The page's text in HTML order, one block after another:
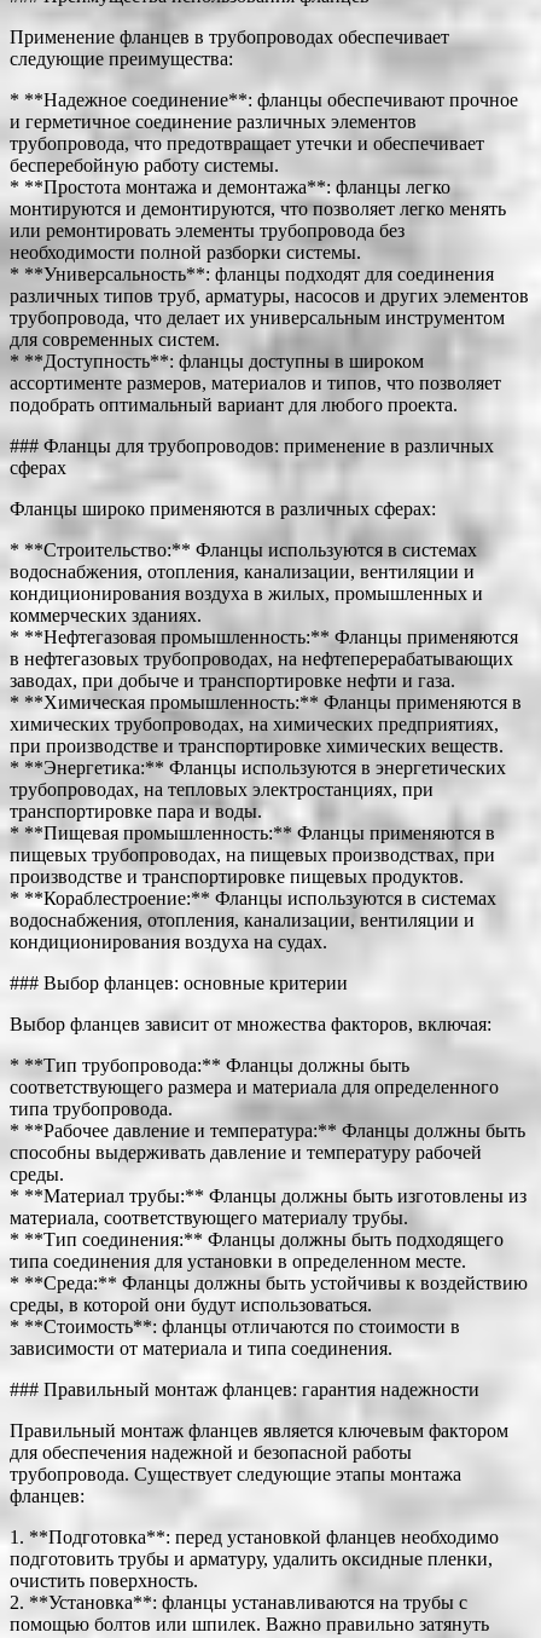
Применение фланцев в трубопроводах обеспечивает
следующие преимущества:
* **Надежное соединение**: фланцы обеспечивают прочное
и герметичное соединение различных элементов
трубопровода, что предотвращает утечки и обеспечивает
бесперебойную работу системы.
* **Простота монтажа и демонтажа**: фланцы легко
монтируются и демонтируются, что позволяет легко менять
или ремонтировать элементы трубопровода без
необходимости полной разборки системы.
* **Универсальность**: фланцы подходят для соединения
различных типов труб, арматуры, насосов и других элементов
трубопровода, что делает их универсальным инструментом
для современных систем.
* **Доступность**: фланцы доступны в широком
ассортименте размеров, материалов и типов, что позволяет
подобрать оптимальный вариант для любого проекта.
### Фланцы для трубопроводов: применение в различных
сферах
Фланцы широко применяются в различных сферах:
* **Строительство:** Фланцы используются в системах
водоснабжения, отопления, канализации, вентиляции и
кондиционирования воздуха в жилых, промышленных и
коммерческих зданиях.
* **Нефтегазовая промышленность:** Фланцы применяются
в нефтегазовых трубопроводах, на нефтеперерабатывающих
заводах, при добыче и транспортировке нефти и газа.
* **Химическая промышленность:** Фланцы применяются в
химических трубопроводах, на химических предприятиях,
при производстве и транспортировке химических веществ.
* **Энергетика:** Фланцы используются в энергетических
трубопроводах, на тепловых электростанциях, при
транспортировке пара и воды.
* **Пищевая промышленность:** Фланцы применяются в
пищевых трубопроводах, на пищевых производствах, при
производстве и транспортировке пищевых продуктов.
* **Кораблестроение:** Фланцы используются в системах
водоснабжения, отопления, канализации, вентиляции и
кондиционирования воздуха на судах.
### Выбор фланцев: основные критерии
Выбор фланцев зависит от множества факторов, включая:
* **Тип трубопровода:** Фланцы должны быть
соответствующего размера и материала для определенного
типа трубопровода.
* **Рабочее давление и температура:** Фланцы должны быть
способны выдерживать давление и температуру рабочей
среды.
* **Материал трубы:** Фланцы должны быть изготовлены из
материала, соответствующего материалу трубы.
* **Тип соединения:** Фланцы должны быть подходящего
типа соединения для установки в определенном месте.
* **Среда:** Фланцы должны быть устойчивы к воздействию
среды, в которой они будут использоваться.
* **Стоимость**: фланцы отличаются по стоимости в
зависимости от материала и типа соединения.
### Правильный монтаж фланцев: гарантия надежности
Правильный монтаж фланцев является ключевым фактором
для обеспечения надежной и безопасной работы
трубопровода. Существует следующие этапы монтажа
фланцев:
1. **Подготовка**: перед установкой фланцев необходимо
подготовить трубы и арматуру, удалить оксидные пленки,
очистить поверхность.
2. **Установка**: фланцы устанавливаются на трубы с
помощью болтов или шпилек. Важно правильно затянуть